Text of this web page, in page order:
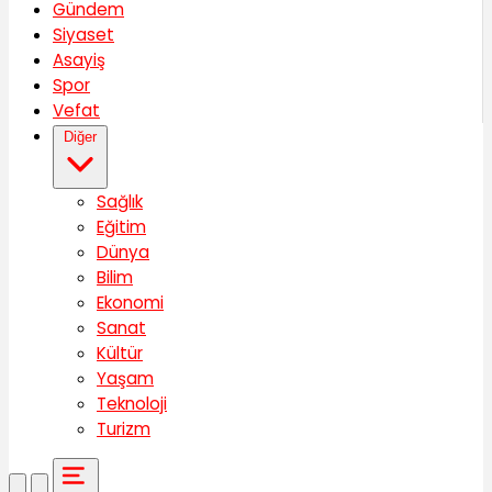
Gündem
Siyaset
Asayiş
Spor
Vefat
Diğer
Sağlık
Eğitim
Dünya
Bilim
Ekonomi
Sanat
Kültür
Yaşam
Teknoloji
Turizm